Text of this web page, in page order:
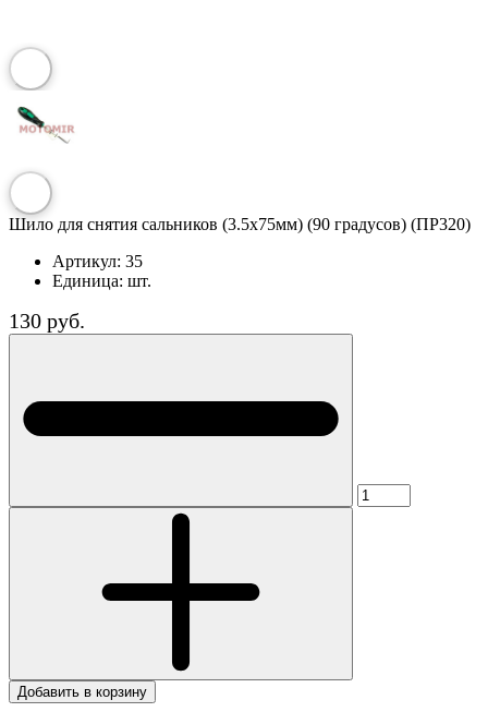
Шило для снятия сальников (3.5x75мм) (90 градусов) (ПР320)
Артикул: 35
Единица: шт.
130 руб.
Добавить в корзину